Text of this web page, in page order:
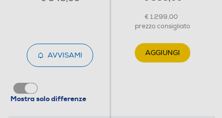
Funzione deumidificatore
Ionizzatore
Funzione solo deumidificazione
AVVISAMI
Mostra solo differenze
€ 1.299,00
prezzo consigliato
AGGIUNGI